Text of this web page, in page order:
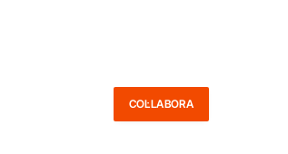
COL·LABORA